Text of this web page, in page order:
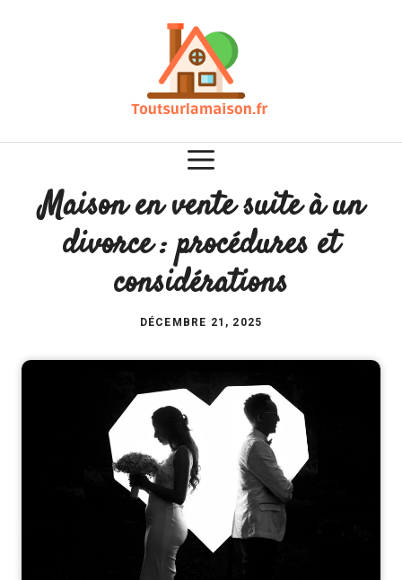
Maison en vente suite à un
divorce : procédures et
considérations
DÉCEMBRE 21, 2025